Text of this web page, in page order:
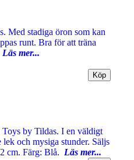
Med stadiga öron som kan
runt. Bra för att träna
Läs mer...
by Tildas. I en väldigt
och mysiga stunder. Säljs
cm. Färg: Blå. Läs mer...